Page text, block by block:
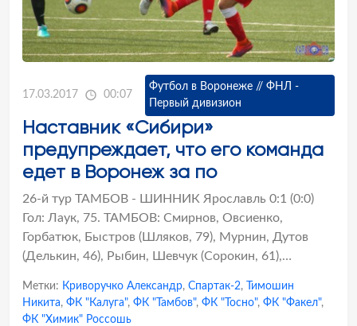
17.03.2017 00:07
Футбол в Воронеже // ФНЛ -
Первый дивизион
Наставник «Сибири»
предупреждает, что его команда
едет в Воронеж за по
26-й тур ТАМБОВ - ШИННИК Ярославль 0:1 (0:0)
Гол: Лаук, 75. ТАМБОВ: Смирнов, Овсиенко,
Горбатюк, Быстров (Шляков, 79), Мурнин, Дутов
(Делькин, 46), Рыбин, Шевчук (Сорокин, 61),…
Метки: Криворучко Александр, Спартак-2,
Тимошин
Никита, ФК "Калуга", ФК "Тамбов", ФК "Тосно", ФК "Факел",
ФК "Химик" Россошь